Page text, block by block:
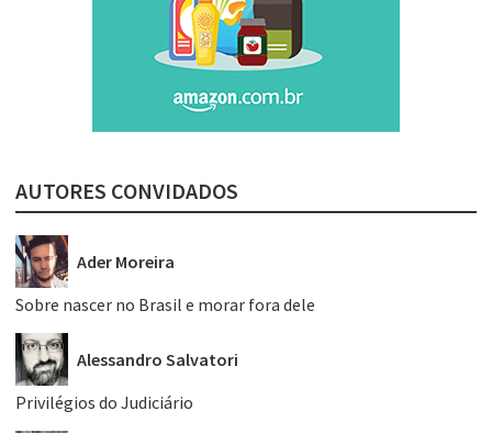
AUTORES CONVIDADOS
Ader Moreira
Sobre nascer no Brasil e morar fora dele
Alessandro Salvatori
Privilégios do Judiciário